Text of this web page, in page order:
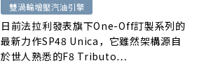
雙渦輪增壓汽油引擎
日前法拉利發表旗下One-Off訂製系列的
最新力作SP48 Unica，它雖然架構源自
於世人熟悉的F8 Tributo…